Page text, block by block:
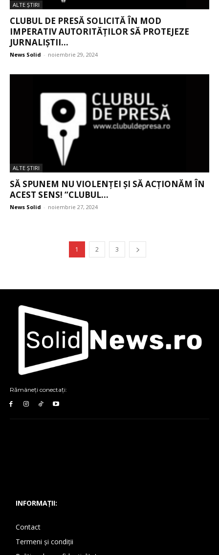
ALTE ŞTIRI
CLUBUL DE PRESĂ SOLICITĂ ÎN MOD
IMPERATIV AUTORITĂȚILOR SĂ PROTEJEZE
JURNALIȘTII...
News Solid - noiembrie 29, 2024
ALTE ŞTIRI
SĂ SPUNEM NU VIOLENȚEI ȘI SĂ ACȚIONĂM ÎN
ACEST SENS! “CLUBUL...
News Solid - noiembrie 27, 2024
1 2 3
Rămâneți conectați:
INFORMAȚII:
Contact
Termeni și condiții